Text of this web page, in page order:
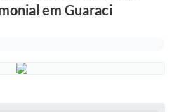
em Guaraci